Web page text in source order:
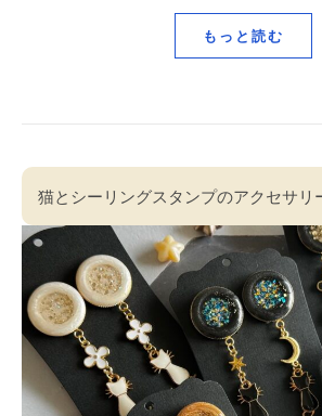
もっと読む
猫とシーリングスタンプのアクセサリ